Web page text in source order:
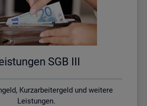
SGB III
Kurzarbeitergeld und weitere
Leistungen.